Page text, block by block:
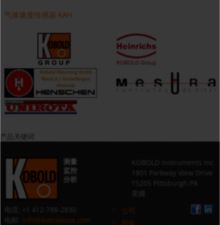
气体速度传感器 KAH
测量
监控
分析
info@koboldusa.com
转化